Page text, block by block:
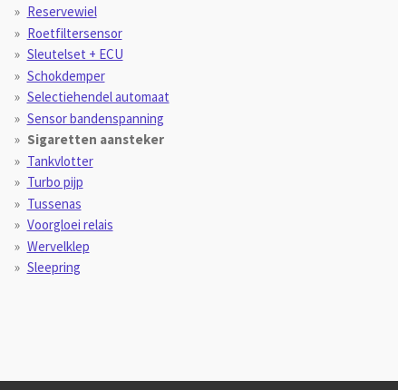
Reservewiel
Roetfiltersensor
Sleutelset + ECU
Schokdemper
Selectiehendel automaat
Sensor bandenspanning
Sigaretten aansteker
Tankvlotter
Turbo pijp
Tussenas
Voorgloei relais
Wervelklep
Sleepring